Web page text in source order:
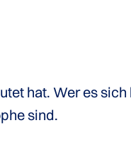
hat. Wer es
sind.